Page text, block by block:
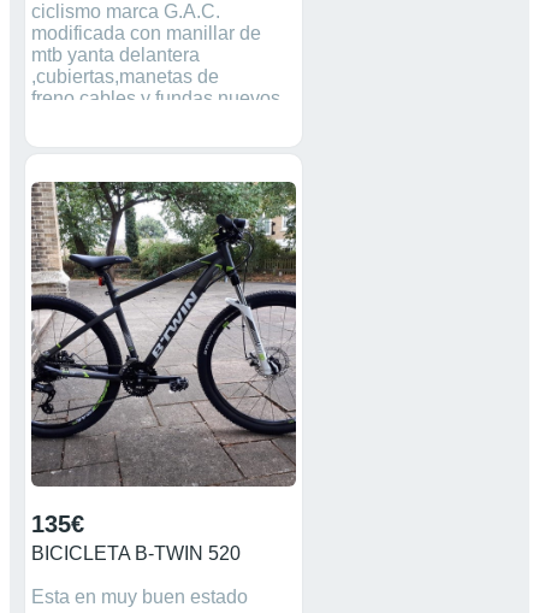
ciclismo marca G.A.C.
modificada con manillar de
mtb yanta delantera
,cubiertas,manetas de
freno,cables y fundas nuevos
piñones solo atiendo wuasaht
recojer en mano
135€
BICICLETA B-TWIN 520
Esta en muy buen estado